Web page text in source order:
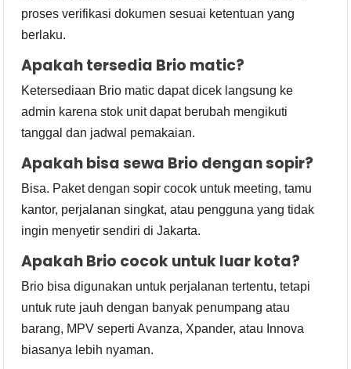
proses verifikasi dokumen sesuai ketentuan yang
berlaku.
Apakah tersedia Brio matic?
Ketersediaan Brio matic dapat dicek langsung ke
admin karena stok unit dapat berubah mengikuti
tanggal dan jadwal pemakaian.
Apakah bisa sewa Brio dengan sopir?
Bisa. Paket dengan sopir cocok untuk meeting, tamu
kantor, perjalanan singkat, atau pengguna yang tidak
ingin menyetir sendiri di Jakarta.
Apakah Brio cocok untuk luar kota?
Brio bisa digunakan untuk perjalanan tertentu, tetapi
untuk rute jauh dengan banyak penumpang atau
barang, MPV seperti Avanza, Xpander, atau Innova
biasanya lebih nyaman.